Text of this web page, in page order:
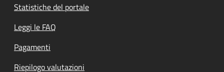
Statistiche del portale
Leggi le FAQ
Pagamenti
Riepilogo valutazioni